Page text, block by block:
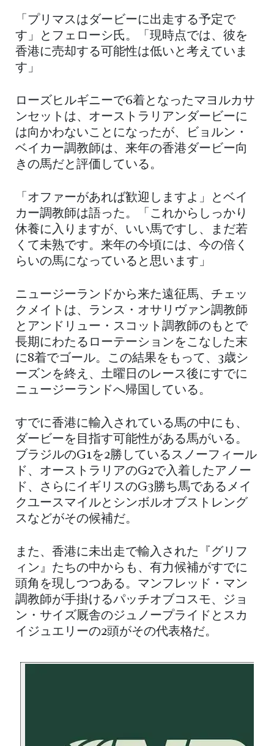
「プリマスはダービーに出走する予定で
す」とフェローシ氏。「現時点では、彼を
香港に売却する可能性は低いと考えていま
す」
ローズヒルギニーで6着となったマヨルカサ
ンセットは、オーストラリアンダービーに
は向かわないことになったが、ビョルン・
ベイカー調教師は、来年の香港ダービー向
きの馬だと評価している。
「オファーがあれば歓迎しますよ」とベイ
カー調教師は語った。「これからしっかり
休養に入りますが、いい馬ですし、まだ若
くて未熟です。来年の今頃には、今の倍く
らいの馬になっていると思います」
ニュージーランドから来た遠征馬、チェッ
クメイトは、ランス・オサリヴァン調教師
とアンドリュー・スコット調教師のもとで
長期にわたるローテーションをこなした末
に8着でゴール。この結果をもって、3歳シ
ーズンを終え、土曜日のレース後にすでに
ニュージーランドへ帰国している。
すでに香港に輸入されている馬の中にも、
ダービーを目指す可能性がある馬がいる。
ブラジルのG1を2勝しているスノーフィール
ド、オーストラリアのG2で入着したアノー
ド、さらにイギリスのG3勝ち馬であるメイ
クユースマイルとシンボルオブストレング
スなどがその候補だ。
また、香港に未出走で輸入された『グリフ
ィン』たちの中からも、有力候補がすでに
頭角を現しつつある。マンフレッド・マン
調教師が手掛けるパッチオブコスモ、ジョ
ン・サイズ厩舎のジュノープライドとスカ
イジュエリーの2頭がその代表格だ。